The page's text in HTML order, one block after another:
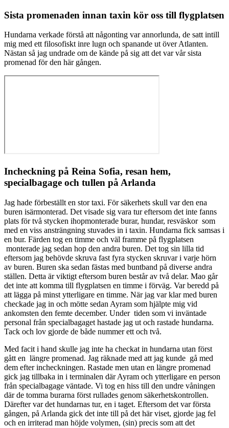
Sista promenaden innan taxin kör oss till flygplatsen
Hundarna verkade förstå att någonting var annorlunda, de satt intill
mig med ett filosofiskt inre lugn och spanande ut över Atlanten.
Nästan så jag undrade om de kände på sig att det var vår sista
promenad för den här gången.
Incheckning på Reina Sofia, resan hem,
specialbagage och tullen på Arlanda
Jag hade förbeställt en stor taxi. För säkerhets skull var den ena
buren isärmonterad. Det visade sig vara tur eftersom det inte fanns
plats för två stycken ihopmonterade burar, hundar, resväskor som
med en viss ansträngning stuvades in i taxin. Hundarna fick samsas i
en bur. Färden tog en timme och väl framme på flygplatsen
monterade jag sedan hop den andra buren. Det tog sin lilla tid
eftersom jag behövde skruva fast fyra stycken skruvar i varje hörn
av buren. Buren ska sedan fästas med buntband på diverse andra
ställen. Detta är viktigt eftersom buren består av två delar. Mao går
det inte att komma till flygplatsen en timme i förväg. Var beredd på
att lägga på minst ytterligare en timme. När jag var klar med buren
checkade jag in och mötte sedan Ayram som hjälpte mig vid
ankomsten den femte december. Under tiden som vi inväntade
personal från specialbagaget hastade jag ut och rastade hundarna.
Tack och lov gjorde de både nummer ett och två.
Med facit i hand skulle jag inte ha checkat in hundarna utan först
gått en längre promenad. Jag räknade med att jag kunde gå med
dem efter incheckningen. Rastade men utan en längre promenad
gick jag tillbaka in i terminalen där Ayram och ytterligare en person
från specialbagage väntade. Vi tog en hiss till den undre våningen
där de tomma burarna först rullades genom säkerhetskontrollen.
Därefter var det hundarnas tur, en i taget. Eftersom det var första
gången, på Arlanda gick det inte till på det här viset, gjorde jag fel
och en irriterad man höjde volymen, (sin) precis som att det